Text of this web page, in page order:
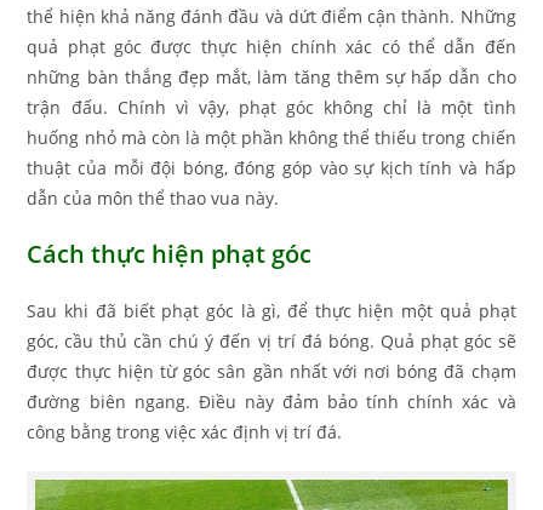
thể hiện khả năng đánh đầu và dứt điểm cận thành. Những
quả phạt góc được thực hiện chính xác có thể dẫn đến
những bàn thắng đẹp mắt, làm tăng thêm sự hấp dẫn cho
trận đấu. Chính vì vậy, phạt góc không chỉ là một tình
huống nhỏ mà còn là một phần không thể thiếu trong chiến
thuật của mỗi đội bóng, đóng góp vào sự kịch tính và hấp
dẫn của môn thể thao vua này.
Cách thực hiện phạt góc
Sau khi đã biết phạt góc là gì, để thực hiện một quả phạt
góc, cầu thủ cần chú ý đến vị trí đá bóng. Quả phạt góc sẽ
được thực hiện từ góc sân gần nhất với nơi bóng đã chạm
đường biên ngang. Điều này đảm bảo tính chính xác và
công bằng trong việc xác định vị trí đá.